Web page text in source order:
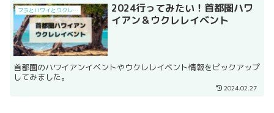
フラとハワイとウクレレと
2024行ってみたい！首都圏ハワ
イアン＆ウクレレイベント
首都圏のハワイアンイベントやウクレレイベント情報をピックアップ
してみました。
2024.02.27